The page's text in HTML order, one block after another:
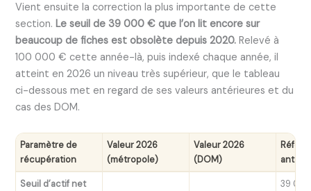
Vient ensuite la correction la plus importante de cette
section.Le seuil de 39 000 € que l’on lit encore sur
beaucoup de fiches est obsolète depuis 2020. Relevé à
100 000 € cette année-là, puis indexé chaque année, il
atteint en 2026 un niveau très supérieur, que le tableau
ci-dessous met en regard de ses valeurs antérieures et du
cas des DOM.
Paramètre de
récupération
Valeur 2026
(métropole)
Valeur 2026
(DOM)
Seuil d’actif net
39